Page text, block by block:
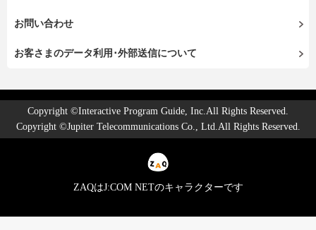
お問い合わせ
お客さまのデータ利用･外部送信について
Copyright ©Interactive Program Guide, Inc.All Rights Reserved.
Copyright ©Jupiter Telecommunications Co., Ltd.All Rights Reserved.
ZAQはJ:COM NETのキャラクターです